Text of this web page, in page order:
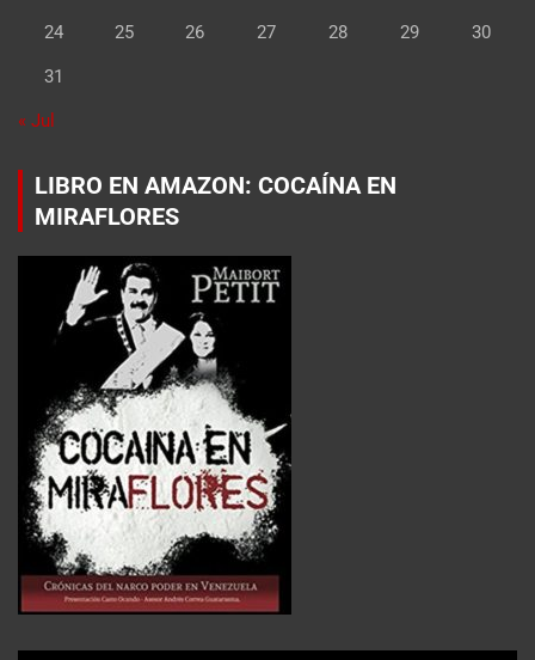
24 25 26 27 28 29 30
31
« Jul
LIBRO EN AMAZON: COCAÍNA EN
MIRAFLORES